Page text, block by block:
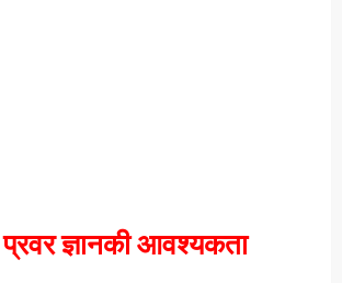
ज्ञानकी आवश्यकता